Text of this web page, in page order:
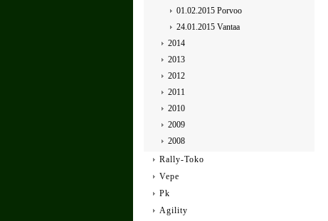
01.02.2015 Porvoo
24.01.2015 Vantaa
2014
2013
2012
2011
2010
2009
2008
Rally-Toko
Vepe
Pk
Agility